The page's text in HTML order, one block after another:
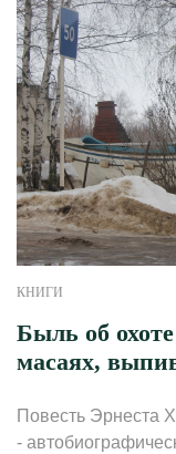
КНИГИ
Быль об
масаях,
Повесть Эрнеста
-